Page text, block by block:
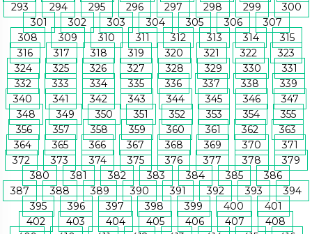
293
294 295 296 297 298 299
300
301
302 303 304 305 306
307
308
309 310 311 312 313 314
315
316
317 318 319 320 321 322
323
324
325 326 327 328 329 330
331
332
333 334 335 336 337 338
339
340
341 342 343 344 345 346
347
348
349 350 351 352 353 354
355
356
357 358 359 360 361 362
363
364
365 366 367 368 369 370
371
372
373 374 375 376 377 378
379
380
381 382 383 384 385
386
387
388 389 390 391 392 393
394
395
396 397 398 399 400
401
402
403 404 405 406 407
408